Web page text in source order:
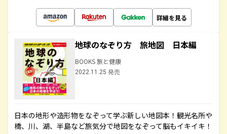
詳細を見る
地球のなぞり方 旅地図 日本編
BOOKS 旅と健康
2022.11.25 発売
日本の地形や造形物をなぞって学ぶ新しい地図本！観光名所や
橋、川、湖、半島など旅気分で地図をなぞって脳もイキイキ！